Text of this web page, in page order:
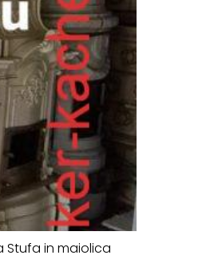
Stufa in maiolica